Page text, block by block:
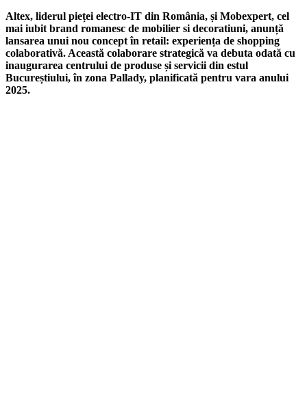
Altex, liderul pieței electro-IT din România, și Mobexpert, cel
mai iubit brand romanesc de mobilier si decoratiuni, anunță
lansarea unui nou concept în retail: experiența de shopping
colaborativă. Această colaborare strategică va debuta odată cu
inaugurarea centrului de produse și servicii din estul
Bucureștiului, în zona Pallady, planificată pentru vara anului
2025.